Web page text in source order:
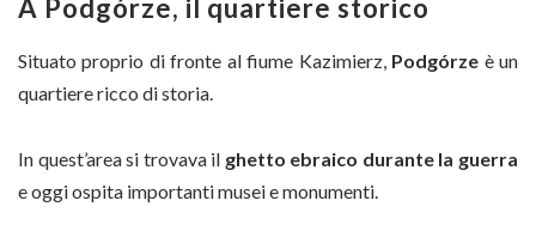
A Podgórze, il quartiere storico
Situato proprio di fronte al fiume Kazimierz, Podgórze è un
quartiere ricco di storia.
In quest’area si trovava il ghetto ebraico durante la guerra
e oggi ospita importanti musei e monumenti.